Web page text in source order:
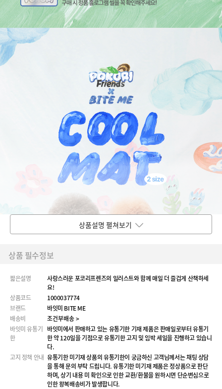
상품설명 펼쳐보기
상품 필수정보
짧은설명
사랑스러운 포코리프렌즈의 일러스트와 함께 매일 더 즐겁게 산책하세
요!
상품코드
1000037774
브랜드
바잇미 BITE ME
배송비
조건부배송 >
바잇미 유통기
한
바잇미에서 판매하고 있는 유통기한 기재 제품은 판매일로부터 유통기
한 약 120일을 기점으로 유통기한 고지 및 임박 세일을 진행하고 있습니
다.
고지 정책 안내 유통기한 미기재 상품의 유통기한이 궁금하신 고객님께서는 채팅 상담
을 통해 문의 부탁 드립니다. 유통기한 미기재 제품은 정상품으로 판단
하며, 상기 내용 미 확인으로 인한 교환/환불을 원하시면 단순변심으로
인한 왕복배송비가 발생합니다.